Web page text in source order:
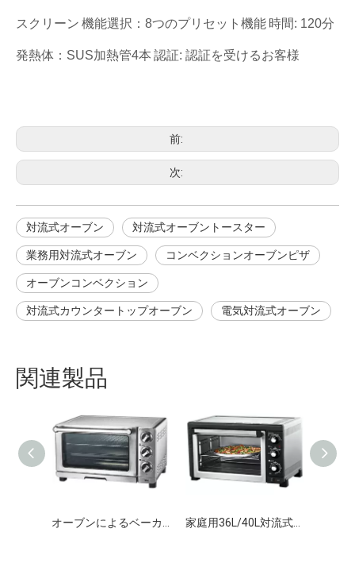
スクリーン 機能選択：8つのプリセット機能 時間: 120分
発熱体：SUS加熱管4本 認証: 認証を受けるお客様
前:
次:
対流式オーブン 対流式オーブントースター
業務用対流式オーブン コンベクションオーブンピザ
オーブンコンベクション
対流式カウンタートップオーブン 電気対流式オーブン
関連製品